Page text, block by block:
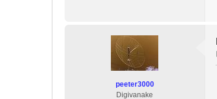
peeter3000
Digivanake